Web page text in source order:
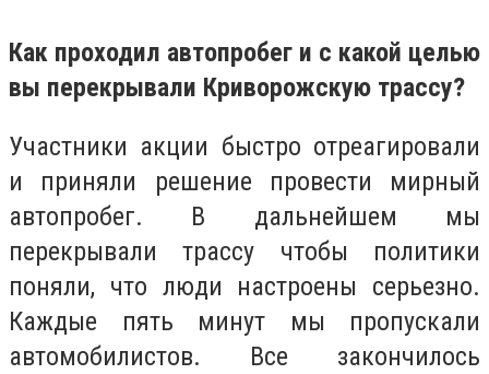
Как проходил автопробег и с какой целью
вы перекрывали Криворожскую трассу?
Участники акции быстро отреагировали
и приняли решение провести мирный
автопробег. В дальнейшем мы
перекрывали трассу чтобы политики
поняли, что люди настроены серьезно.
Каждые пять минут мы пропускали
автомобилистов. Все закончилось